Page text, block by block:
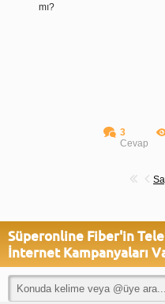
mı?
3
Cevap
Süperonline Fiber'in
İnternet Kampanyaları